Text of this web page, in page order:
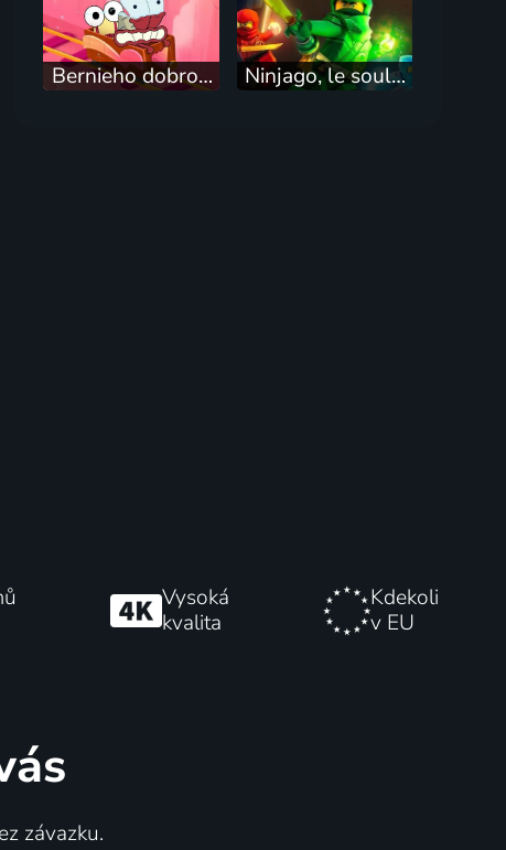
Bernieho dobrodružství Ninjago, le soulevement des dragons
Vysoká
kvalita
Kdekoli
v EU
závazku.